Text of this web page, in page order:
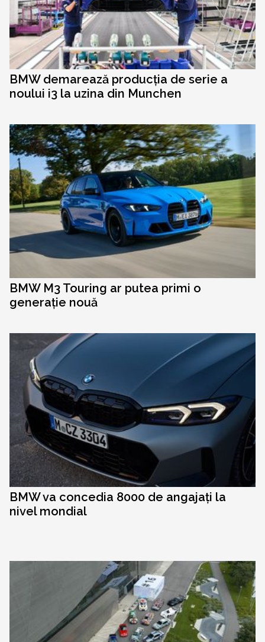
BMW demarează producția de serie a
noului i3 la uzina din Munchen
BMW M3 Touring ar putea primi o
generație nouă
BMW va concedia 8000 de angajați la
nivel mondial